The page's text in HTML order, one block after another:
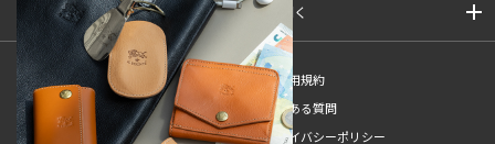
サイトマップを開く
新規会員登録
ご利用規約
ご利用ガイド
よくある質問
特定商取引法
プライバシーポリシー